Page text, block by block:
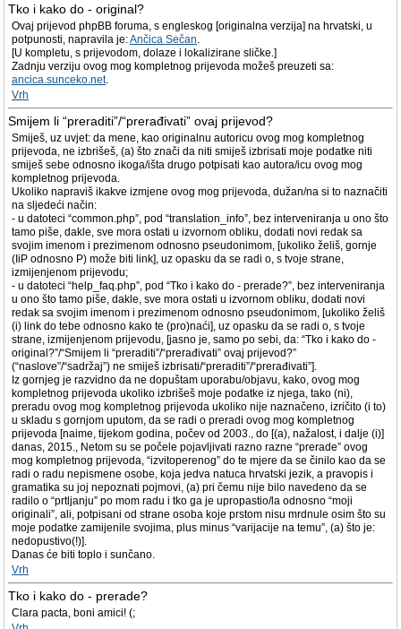
Tko i kako do - original?
Ovaj prijevod phpBB foruma, s engleskog [originalna verzija] na hrvatski, u
potpunosti, napravila je:Ančica Sečan.
[U kompletu, s prijevodom, dolaze i lokalizirane sličke.]
Zadnju verziju ovog mog kompletnog prijevoda možeš preuzeti sa:
ancica.sunceko.net.
Vrh
Smijem li “preraditi”/“prerađivati” ovaj prijevod?
Smiješ, uz uvjet: da mene, kao originalnu autoricu ovog mog kompletnog
prijevoda, ne izbrišeš, (a) što znači da niti smiješ izbrisati moje podatke niti
smiješ sebe odnosno ikoga/išta drugo potpisati kao autora/icu ovog mog
kompletnog prijevoda.
Ukoliko napraviš ikakve izmjene ovog mog prijevoda, dužan/na si to naznačiti
na sljedeći način:
- u datoteci “common.php”, pod “translation_info”, bez interveniranja u ono što
tamo piše, dakle, sve mora ostati u izvornom obliku, dodati novi redak sa
svojim imenom i prezimenom odnosno pseudonimom, [ukoliko želiš, gornje
(IiP odnosno P) može biti link], uz opasku da se radi o, s tvoje strane,
izmijenjenom prijevodu;
- u datoteci “help_faq.php”, pod “Tko i kako do - prerade?”, bez interveniranja
u ono što tamo piše, dakle, sve mora ostati u izvornom obliku, dodati novi
redak sa svojim imenom i prezimenom odnosno pseudonimom, [ukoliko želiš
(i) link do tebe odnosno kako te (pro)naći], uz opasku da se radi o, s tvoje
strane, izmijenjenom prijevodu, [jasno je, samo po sebi, da: “Tko i kako do -
original?”/“Smijem li “preraditi”/“prerađivati” ovaj prijevod?”
(“naslove”/“sadržaj”) ne smiješ izbrisati/“preraditi”/“prerađivati”].
Iz gornjeg je razvidno da ne dopuštam uporabu/objavu, kako, ovog mog
kompletnog prijevoda ukoliko izbrišeš moje podatke iz njega, tako (ni),
preradu ovog mog kompletnog prijevoda ukoliko nije naznačeno, izričito (i to)
u skladu s gornjom uputom, da se radi o preradi ovog mog kompletnog
prijevoda [naime, tijekom godina, počev od 2003., do [(a), nažalost, i dalje (i)]
danas, 2015., Netom su se počele pojavljivati razno razne “prerade” ovog
mog kompletnog prijevoda, “izvitoperenog” do te mjere da se činilo kao da se
radi o radu nepismene osobe, koja jedva natuca hrvatski jezik, a pravopis i
gramatika su joj nepoznati pojmovi, (a) pri čemu nije bilo navedeno da se
radilo o “prtljanju” po mom radu i tko ga je upropastio/la odnosno “moji
originali”, ali, potpisani od strane osoba koje prstom nisu mrdnule osim što su
moje podatke zamijenile svojima, plus minus “varijacije na temu”, (a) što je:
nedopustivo(!)].
Danas će biti toplo i sunčano.
Vrh
Tko i kako do - prerade?
Clara pacta, boni amici! (;